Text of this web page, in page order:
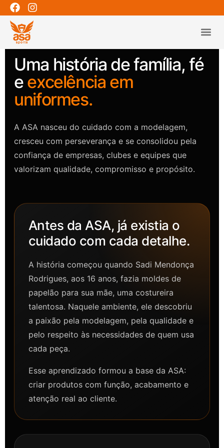
QUEM SOMOS
Uma história de família, fé
eexcelência em
uniformes.
A ASA nasceu do cuidado com a modelagem,
cresceu com perseverança e se consolidou pela
confiança de empresas, clubes e equipes que
valorizam qualidade, compromisso e propósito.
Antes da ASA, já existia o
cuidado com cada detalhe.
A história começou quando Sadi Mendonça
Rodrigues, aos 16 anos, fazia moldes de
papelão para sua mãe, uma costureira
talentosa. Naquele ambiente, ele descobriu
a paixão pela modelagem, pela qualidade e
pelo respeito às necessidades de quem usa
cada peça.
Esse aprendizado formou a base da ASA:
criar produtos com função, acabamento e
atenção real ao cliente.